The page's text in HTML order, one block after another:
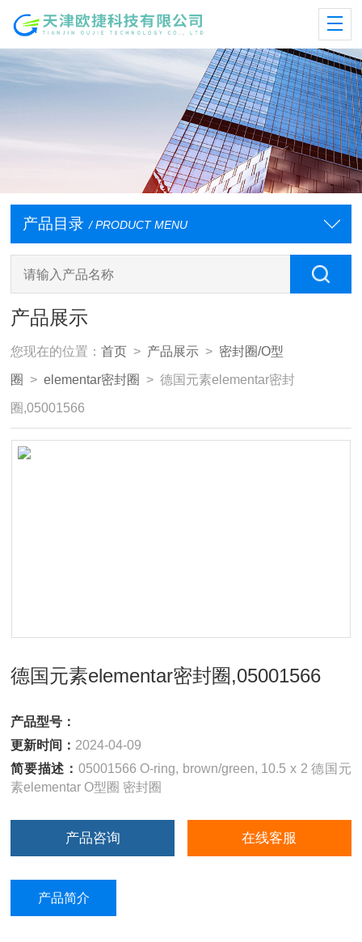
产品目录 / PRODUCT MENU
产品展示
您现在的位置：首页 > 产品展示 > 密封圈/O型
圈 >elementar密封圈 > 德国元素elementar密封
圈,05001566
德国元素elementar密封圈,05001566
产品型号：
更新时间： 2024-04-09
简要描述： 05001566 O-ring, brown/green, 10.5 x 2 德国元
素elementar O型圈 密封圈
产品咨询 在线客服
产品简介